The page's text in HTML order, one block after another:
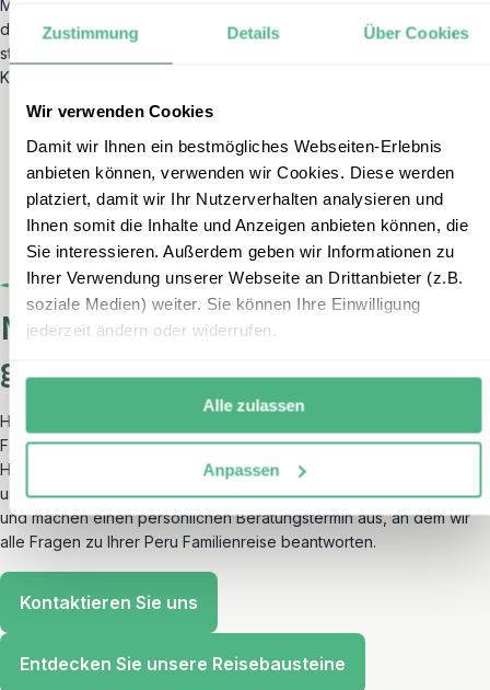
Zustimmung Details Über Cookies
Wir verwenden Cookies
Damit wir Ihnen ein bestmögliches Webseiten-Erlebnis
anbieten können, verwenden wir Cookies. Diese werden
platziert, damit wir Ihr Nutzerverhalten analysieren und
Ihnen somit die Inhalte und Anzeigen anbieten können, die
Sie interessieren. Außerdem geben wir Informationen zu
Ihrer Verwendung unserer Webseite an Drittanbieter (z.B.
soziale Medien) weiter. Sie können Ihre Einwilligung
jederzeit ändern oder widerrufen.
Alle zulassen
Anpassen
Mit einer hervorragenden Bewertung auf Trustpilot zählt erlebe zu
den
bestbewerteten Reiseveranstaltern
in Deutschland und
steht für außergewöhnlichen Service sowie erstklassige
Kundenberatung.
Noch nicht das Richtige
gefunden?
Hier finden Sie noch mehr Bausteine, die Sie pass-genau in Ihre
Familienreise durch Peru einbauen können. Fehlt Ihnen noch ein
Highlight? Suchen Sie das Besondere? Lassen Sie sich inspirieren
und stöbern Sie in unseren Bausteinen. Oder kontaktieren Sie uns
und machen einen persönlichen Beratungstermin aus, an dem wir
alle Fragen zu Ihrer Peru Familienreise beantworten.
Kontaktieren Sie uns
Entdecken Sie unsere Reisebausteine